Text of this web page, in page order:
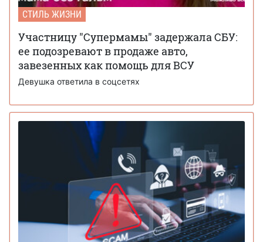
СТИЛЬ ЖИЗНИ
Участницу "Супермамы" задержала СБУ:
ее подозревают в продаже авто,
завезенных как помощь для ВСУ
Девушка ответила в соцсетях